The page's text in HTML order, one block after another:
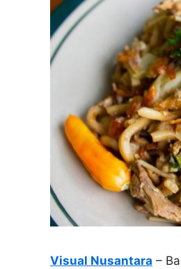
Visual Nusantara –